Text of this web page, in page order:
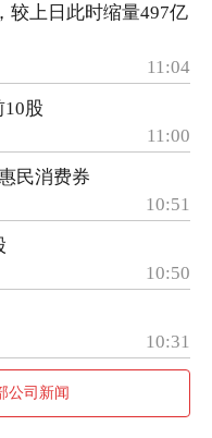
较上日此时缩量497亿
11:04
股
11:00
民消费券
10:51
10:50
10:31
公司新闻